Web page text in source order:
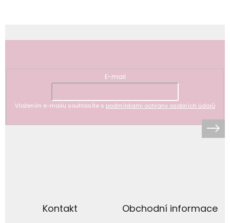
E-mail
Vložením e-mailu souhlasíte s podmínkami ochrany osobních údajů
Kontakt Obchodní informace